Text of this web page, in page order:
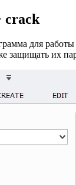
crack
для
защищать их